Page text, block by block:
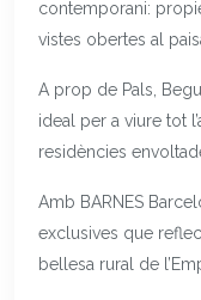
contemporani:
vistes obertes al
A prop de Pals,
ideal per a viure tot
residències
Amb BARNES
exclusives que
bellesa rural de